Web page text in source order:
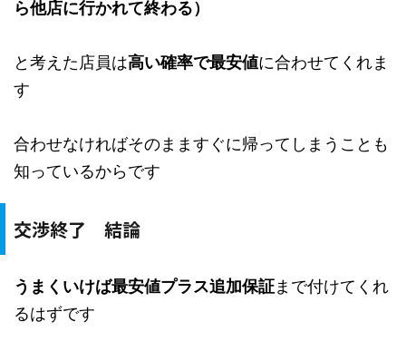
ら他店に行かれて終わる）
と考えた店員は高い確率で最安値に合わせてくれま
す
合わせなければそのまますぐに帰ってしまうことも
知っているからです
交渉終了 結論
うまくいけば最安値プラス追加保証まで付けてくれ
るはずです